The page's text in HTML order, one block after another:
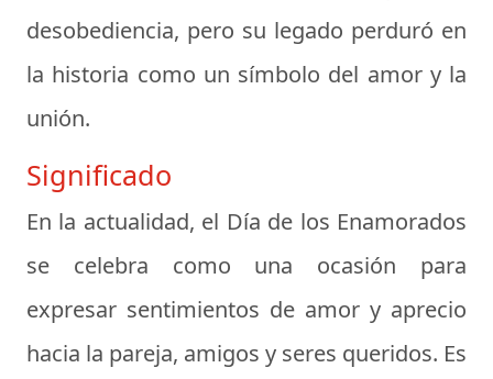
desobediencia, pero su legado perduró en
la historia como un símbolo del amor y la
unión.
Significado
En la actualidad, el Día de los Enamorados
se celebra como una ocasión para
expresar sentimientos de amor y aprecio
hacia la pareja, amigos y seres queridos. Es